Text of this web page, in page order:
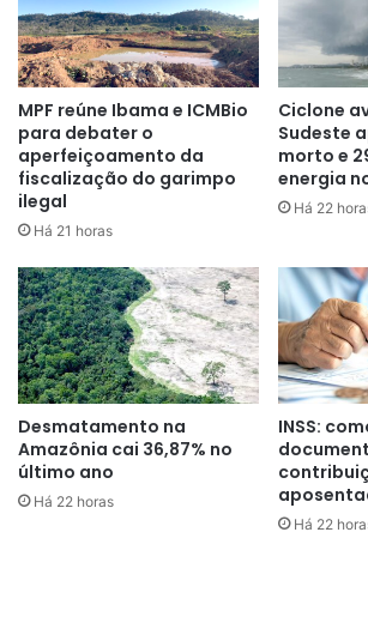
energética global.
Segundo a Associação dos Produtores
do Brasil (Aprobio), o avanço do biodiesel
segurança energética do país, além de
cadeia agropecuária brasileira.
A entidade também destaca impactos
transportes nacional.
MPF reúne Ibama e ICMBio
para debater o
aperfeiçoamento da
fiscalização do garimpo
ilegal
Há 21 horas
Ciclone
Sudeste
morto e
energia
Há 22
Desmatamento na
Amazônia cai 36,87% no
último ano
Há 22 horas
INSS:
Há 22